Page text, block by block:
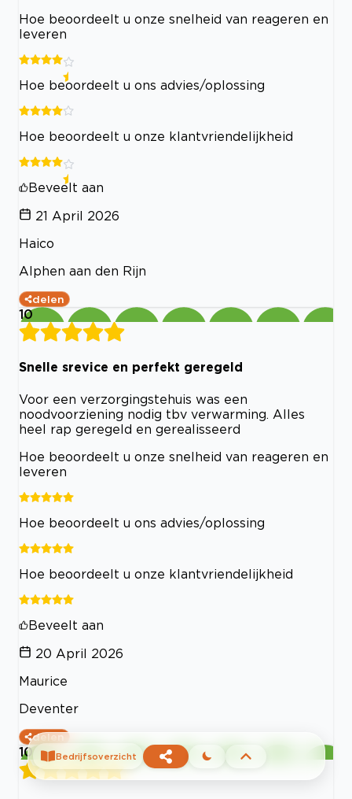
Hoe beoordeelt u onze snelheid van reageren en
leveren
Hoe beoordeelt u ons advies/oplossing
Hoe beoordeelt u onze klantvriendelijkheid
Beveelt aan
21 April 2026
Haico
Alphen aan den Rijn
delen
10
Snelle srevice en perfekt geregeld
Voor een verzorgingstehuis was een
noodvoorziening nodig tbv verwarming. Alles
heel rap geregeld en gerealisseerd
Hoe beoordeelt u onze snelheid van reageren en
leveren
Hoe beoordeelt u ons advies/oplossing
Hoe beoordeelt u onze klantvriendelijkheid
Beveelt aan
20 April 2026
Maurice
Deventer
delen
10 Bedrijfsoverzicht